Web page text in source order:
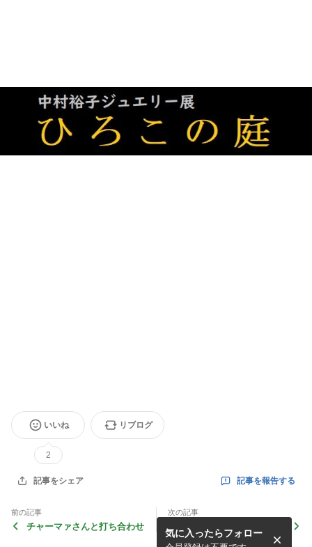
いいね
2
リブログ
記事をシェア 記事を報告する
前の記事
チャーマァさんと打ち合わせ
次の記事
3日目。ワークショップ。懐
かしい人との再会
気に入ったらフォロー